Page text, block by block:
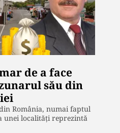
de a face
său din
România, numai faptul
unei localități reprezintă